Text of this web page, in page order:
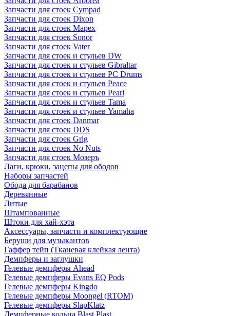
Запчасти для стоек Cympad
Запчасти для стоек Dixon
Запчасти для стоек Mapex
Запчасти для стоек Sonor
Запчасти для стоек Vater
Запчасти для стоек и стульев DW
Запчасти для стоек и стульев Gibraltar
Запчасти для стоек и стульев PC Drums
Запчасти для стоек и стульев Peace
Запчасти для стоек и стульев Pearl
Запчасти для стоек и стульев Tama
Запчасти для стоек и стульев Yamaha
Запчасти для стоек Danmar
Запчасти для стоек DDS
Запчасти для стоек Grig
Запчасти для стоек No Nuts
Запчасти для стоек Мозеръ
Лаги, крюки, зацепы для ободов
Наборы запчастей
Обода для барабанов
Деревянные
Литые
Штампованные
Штоки для хай-хэта
Аксессуары, запчасти и комплектующие
Беруши для музыкантов
Гаффер тейп (Тканевая клейкая лента)
Демпферы и заглушки
Гелевые демпферы Ahead
Гелевые демпферы Evans EQ Pods
Гелевые демпферы Kingdo
Гелевые демпферы Moongel (RTOM)
Гелевые демпферы SlapKlatz
Демпферные кольца Blast Plast